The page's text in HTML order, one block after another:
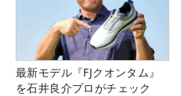
最新モデル『FJクオンタム』
を石井良介プロがチェック